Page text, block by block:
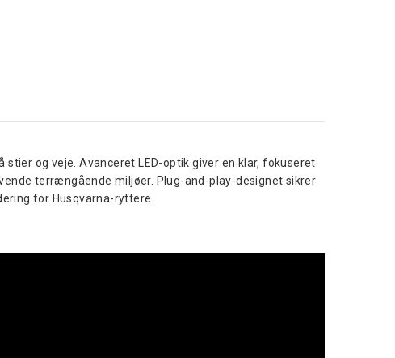
og veje. Avanceret LED-optik giver en klar, fokuseret
terrængående miljøer. Plug-and-play-designet sikrer
for Husqvarna-ryttere.